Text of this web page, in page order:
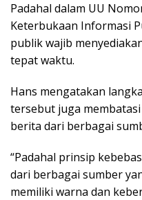
Padahal dalam UU
Keterbukaan Informasi
publik wajib
tepat waktu.
Hans mengatakan
tersebut juga
berita dari berbagai
“Padahal prinsip
dari berbagai sumber
memiliki warna dan